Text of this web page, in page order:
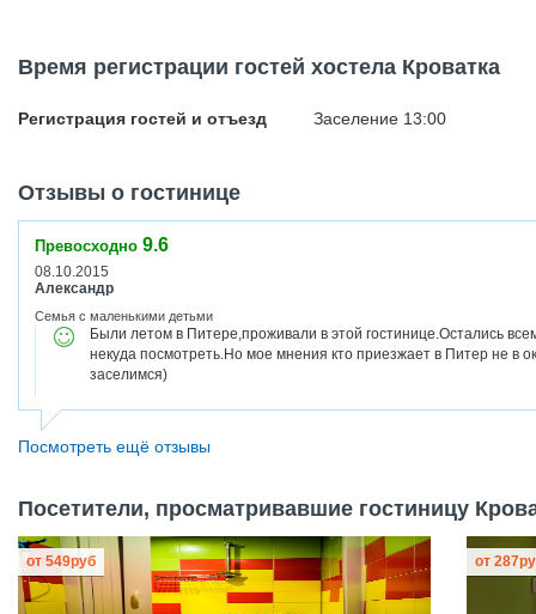
Время регистрации гостей хостела Кроватка
Регистрация гостей и отъезд Заселение 13:00
Отзывы о гостинице
Превосходно 9.6
08.10.2015
Александр
Семья с маленькими детьми
Были летом в Питере,проживали в этой гостинице.Остались
некуда посмотреть.Но мое мнения кто приезжает в Питер не в
заселимся)
Посмотреть ещё отзывы
Посетители, просматривавшие гостиницу
от 549руб от 287